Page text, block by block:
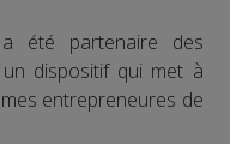
été partenaire des
un dispositif qui met à
entrepreneures de